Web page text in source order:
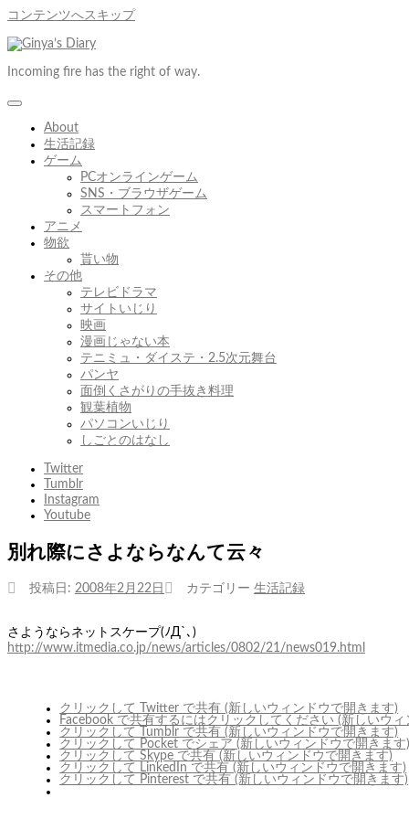
コンテンツへスキップ
Incoming fire has the right of way.
About
生活記録
ゲーム
PCオンラインゲーム
SNS・ブラウザゲーム
スマートフォン
アニメ
物欲
貰い物
その他
テレビドラマ
サイトいじり
映画
漫画じゃない本
テニミュ・ダイステ・2.5次元舞台
パンヤ
面倒くさがりの手抜き料理
観葉植物
パソコンいじり
しごとのはなし
Twitter
Tumblr
Instagram
Youtube
別れ際にさよならなんて云々
投稿日: 2008年2月22日 カテゴリー 生活記録
さようならネットスケープ(ﾉД`､)
http://www.itmedia.co.jp/news/articles/0802/21/news019.html
クリックして Twitter で共有 (新しいウィンドウで開きます)
Facebook で共有するにはクリックしてください (新しいウ
クリックして Tumblr で共有 (新しいウィンドウで開きます)
クリックして Pocket でシェア (新しいウィンドウで開きます
クリックして Skype で共有 (新しいウィンドウで開きます)
クリックして LinkedIn で共有 (新しいウィンドウで開きます)
クリックして Pinterest で共有 (新しいウィンドウで開きます)